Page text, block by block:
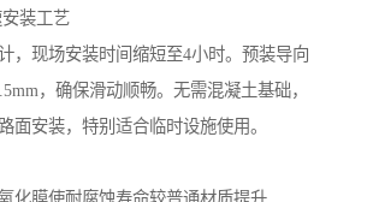
装工艺‌
，现场安装时间缩短至4小时。预装导向
，确保滑动顺畅。无需混凝土基础，
面安装，特别适合临时设施使用。